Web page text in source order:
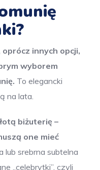
innych opcji,
wyborem
To elegancki
na lata.
biżuterię –
one mieć
lub srebrna subtelna
„celebrytki”, czyli